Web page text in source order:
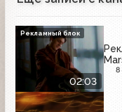
02:03
8
Рекламный блок